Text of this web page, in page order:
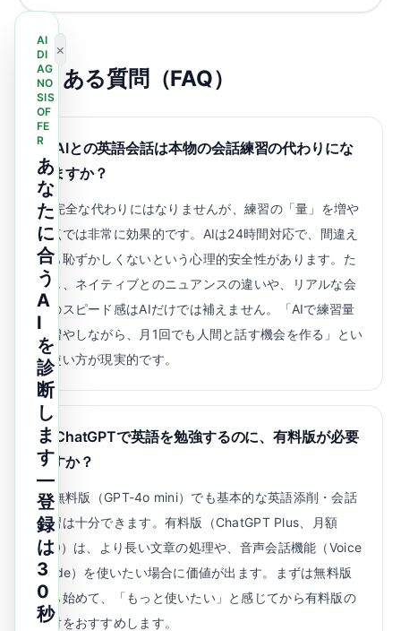
よくある質問（FAQ）
Q.
AIとの英語会話は本物の会話練習の代わりにな
りますか？
A.完全な代わりにはなりませんが、練習の「量」を増や
す点では非常に効果的です。AIは24時間対応で、間違え
ても恥ずかしくないという心理的安全性があります。た
だし、ネイティブとのニュアンスの違いや、リアルな会
話のスピード感はAIだけでは補えません。「AIで練習量
を増やしながら、月1回でも人間と話す機会を作る」とい
う使い方が現実的です。
Q. ChatGPTで英語を勉強するのに、有料版が必要
ですか？
A.無料版（GPT-4o mini）でも基本的な英語添削・会話
練習は十分できます。有料版（ChatGPT Plus、月額
$20）は、より長い文章の処理や、音声会話機能（Voice
Mode）を使いたい場合に価値が出ます。まずは無料版
から始めて、「もっと使いたい」と感じてから有料版の
検討をおすすめします。
AI
DI
AG
NO
SIS
OF
FE
R
あ
な
た
に
合
う
A
I
を
診
断
し
ま
す
—
登
録
は
3
0
秒
×